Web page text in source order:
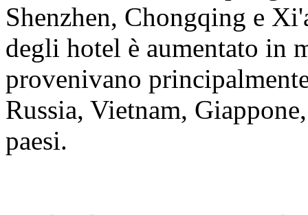
Shenzhen, Chongqing e
degli hotel è aumentato in
provenivano
Russia, Vietnam,
paesi.